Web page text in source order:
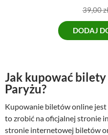
39,00
DODAJ
Jak kupować
Paryżu?
Kupowanie biletów online jest
to zrobić na oficjalnej stronie
stronie internetowej biletów